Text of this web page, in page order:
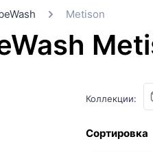
Metison
Коллекции:
Сортировка